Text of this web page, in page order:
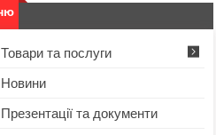
Товари та послуги
Новини
Презентації та документи